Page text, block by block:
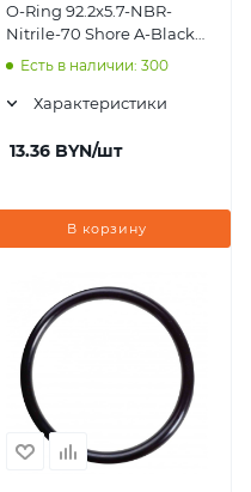
O-Ring 92.2x5.7-NBR-
Nitrile-70 Shore A-Black-
ORS2304
Есть в наличии: 300
Характеристики
13.36 BYN/шт
В корзину